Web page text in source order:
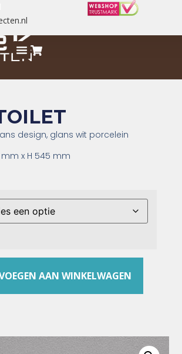
design, glans wit porcelein
x H 545 mm
AAN WINKELWAGEN